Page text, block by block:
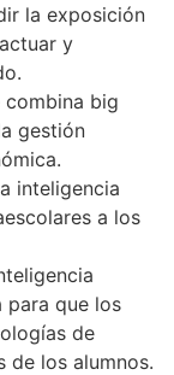
la exposición
y
big
gestión
inteligencia
a los
para que los
de
de los alumnos.